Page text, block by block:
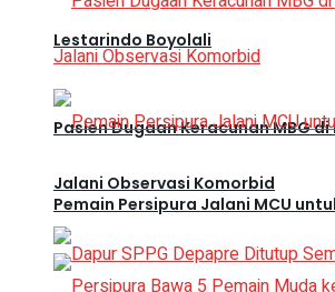
Pasien Dugaan Keracunan MBG di
Jalani Observasi Komorbid
Lestarindo Boyolali
Pemain Persipura Jalani MCU